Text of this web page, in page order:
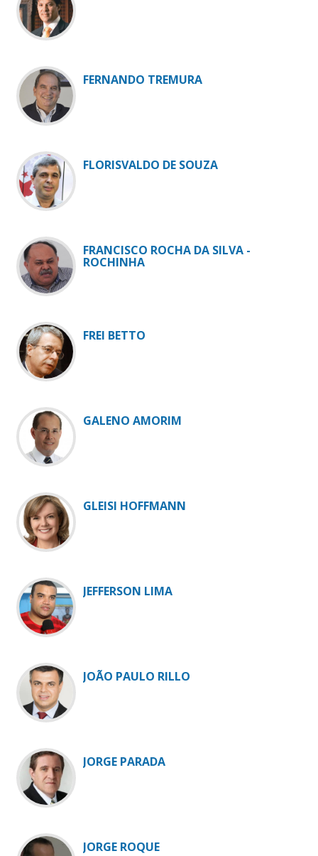
FERNANDO TREMURA
FLORISVALDO DE SOUZA
FRANCISCO ROCHA DA SILVA -
ROCHINHA
FREI BETTO
GALENO AMORIM
GLEISI HOFFMANN
JEFFERSON LIMA
JOÃO PAULO RILLO
JORGE PARADA
JORGE ROQUE